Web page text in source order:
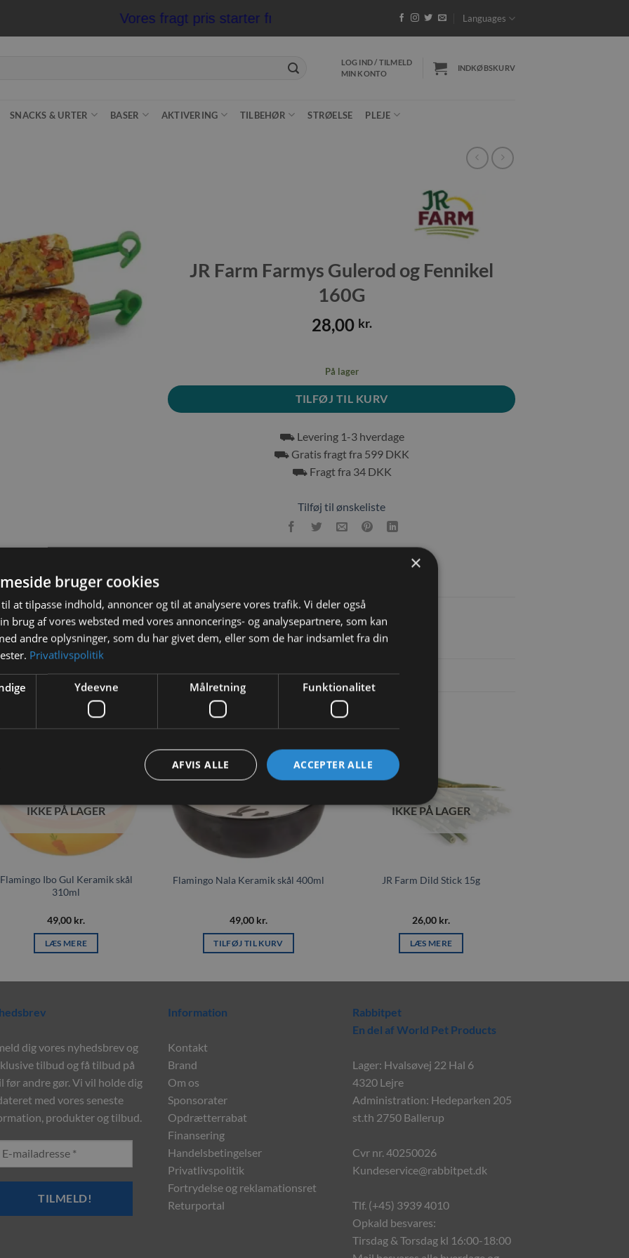
Vores fragt pris starter fra kun 32 DKK - Gratis fragt ved køb over 599 DKK
Languages
LOG IND / TILMELD
MIN KONTO
INDKØBSKURV
SNACKS & URTER BASER AKTIVERING TILBEHØR STRØELSE PLEJE
Tilføj til
ønskeliste
JR Farm Farmys Gulerod og Fennikel
160G
28,00 kr.
På lager
TILFØJ TIL KURV
⛟ Levering 1-3 hverdage
⛟ Gratis fragt fra 599 DKK
⛟ Fragt fra 34 DKK
Tilføj til ønskeliste
YDERLIGERE INFORMATION
IKKE PÅ LAGER
Flamingo Ibo Gul Keramik skål
310ml
49,00 kr.
LÆS MERE
Flamingo Nala Keramik skål 400ml
49,00 kr.
TILFØJ TIL KURV
ønskeliste
IKKE PÅ LAGER
JR Farm Dild Stick 15g
26,00 kr.
LÆS MERE
dig vores nyhedsbrev og
tilbud og få tilbud på
før andre gør. Vi vil holde dig
med vores seneste
produkter og tilbud.
Information
Kontakt
Brand
Om os
Sponsorater
Opdrætterrabat
Finansering
Handelsbetingelser
Privatlivspolitik
Fortrydelse og reklamationsret
Returportal
Rabbitpet
En del af World Pet Products
Lager: Hvalsøvej 22 Hal 6
4320 Lejre
Administration: Hedeparken 205
st.th 2750 Ballerup
Cvr nr. 40250026
Kundeservice@rabbitpet.dk
Tlf. (+45) 3939 4010
Opkald besvares:
Tirsdag & Torsdag kl 16:00-18:00
×
bruger cookies
at tilpasse indhold, annoncer og til at analysere vores trafik. Vi deler også
brug af vores websted med vores annoncerings- og analysepartnere, som kan
andre oplysninger, som du har givet dem, eller som de har indsamlet fra din
Privatlivspolitik
Ydeevne Målretning Funktionalitet
ACCEPTER ALLE
AFVIS ALLE